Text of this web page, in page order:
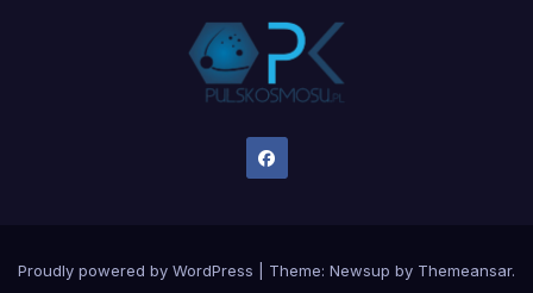
Proudly powered by WordPress Theme: Newsup by Themeansar.